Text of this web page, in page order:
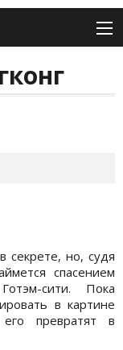
секрете, но, судя
спасением
сити. Пока
в картине
превратят в